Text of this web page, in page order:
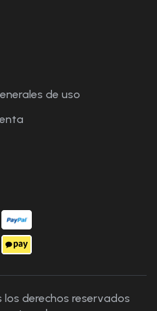
de uso
derechos reservados